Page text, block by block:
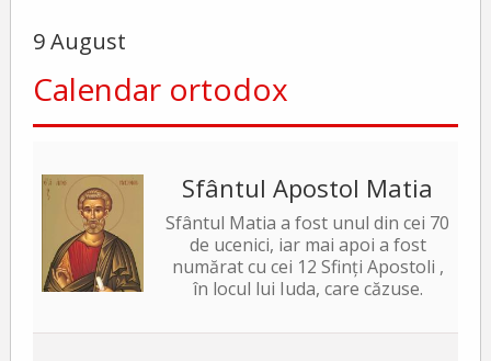
9 August
Calendar ortodox
Sfântul Apostol Matia
Sfântul Matia a fost unul din cei 70
de ucenici, iar mai apoi a fost
numărat cu cei 12 Sfinți Apostoli ,
în locul lui Iuda, care căzuse.